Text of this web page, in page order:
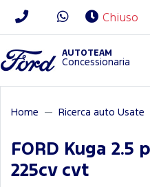
Chiuso
AUTOTEAM
Concessionaria
Home Ricerca auto Usate
FORD Kuga 2.5
225cv cvt